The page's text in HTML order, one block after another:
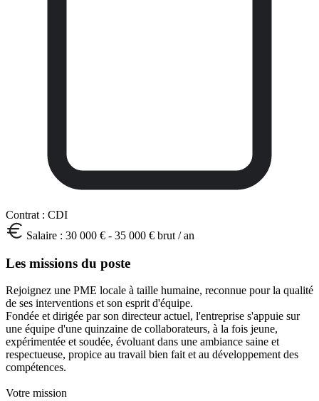
Contrat : CDI
Salaire : 30 000 € - 35 000 € brut / an
Les missions du poste
Rejoignez une PME locale à taille humaine, reconnue pour la qualité
de ses interventions et son esprit d'équipe.
Fondée et dirigée par son directeur actuel, l'entreprise s'appuie sur
une équipe d'une quinzaine de collaborateurs, à la fois jeune,
expérimentée et soudée, évoluant dans une ambiance saine et
respectueuse, propice au travail bien fait et au développement des
compétences.
Votre mission